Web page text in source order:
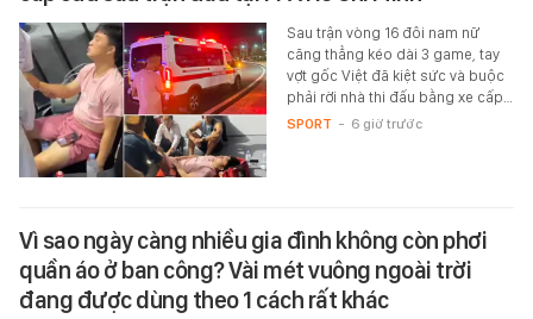
Sau trận vòng 16 đôi nam nữ
căng thẳng kéo dài 3 game, tay
vợt gốc Việt đã kiệt sức và buộc
phải rời nhà thi đấu bằng xe cấp…
SPORT - 6 giờ trước
Vì sao ngày càng nhiều gia đình không còn phơi
quần áo ở ban công? Vài mét vuông ngoài trời
đang được dùng theo 1 cách rất khác